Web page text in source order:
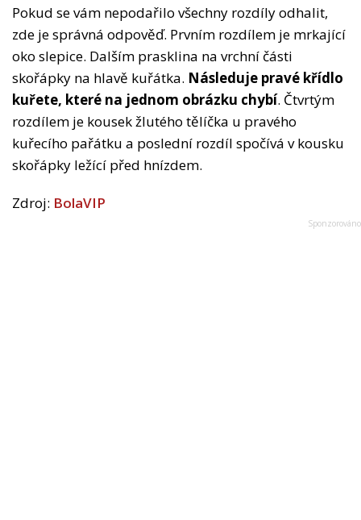
Pokud se vám nepodařilo všechny rozdíly odhalit,
zde je správná odpověď. Prvním rozdílem je mrkající
oko slepice. Dalším prasklina na vrchní části
skořápky na hlavě kuřátka. Následuje pravé křídlo
kuřete, které na jednom obrázku chybí. Čtvrtým
rozdílem je kousek žlutého tělíčka u pravého
kuřecího pařátku a poslední rozdíl spočívá v kousku
skořápky ležící před hnízdem.
Zdroj: BolaVIP